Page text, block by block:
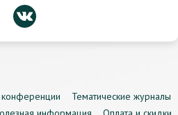
Тематические журналы